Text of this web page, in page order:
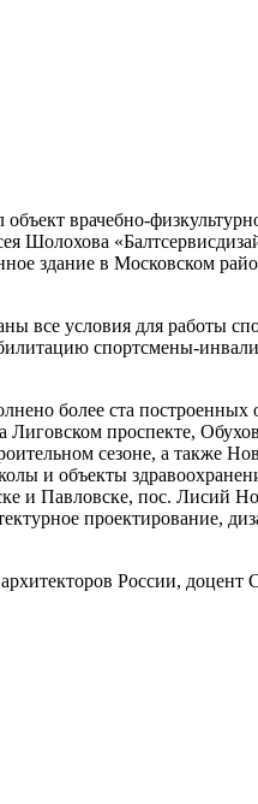
врачебно-
Шолохова
здание в Московском
все условия для работы
спортсмены-
более ста
проспекте,
сезоне, а также
и объекты
и Павловске, пос. Лисий
проектирование,
России, доцент